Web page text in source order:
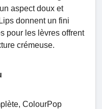
aspect doux et
donnent un fini
pour les lèvres offrent
crémeuse.
ColourPop